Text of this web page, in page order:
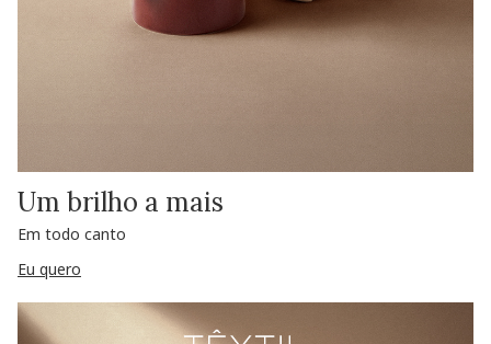
Um brilho a mais
Em todo canto
Eu quero